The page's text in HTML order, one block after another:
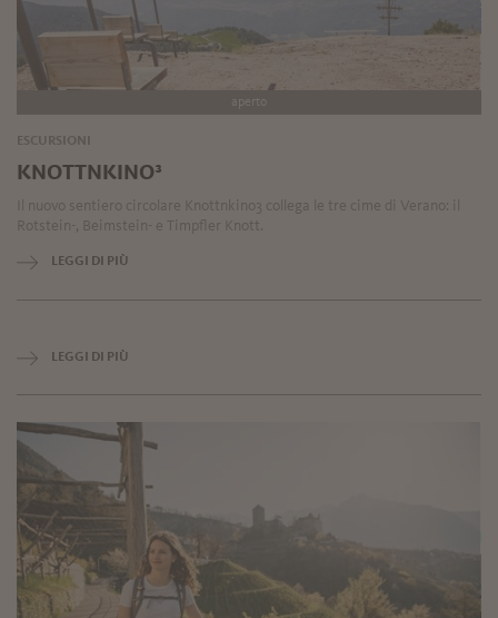
aperto
ESCURSIONI
KNOTTNKINO³
Il nuovo sentiero circolare Knottnkino3 collega le tre cime di Verano: il
Rotstein-, Beimstein- e Timpfler Knott.
LEGGI DI PIÙ
LEGGI DI PIÙ